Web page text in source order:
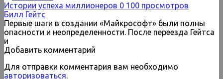
Истории успеха миллионеров 0 100 просмотров
Билл Гейтс
Первые шаги в создании «Майкрософт» были полны
опасности и неопределенности. После переезда Гейтса
и
Добавить комментарий
Для отправки комментария вам необходимо
авторизоваться.